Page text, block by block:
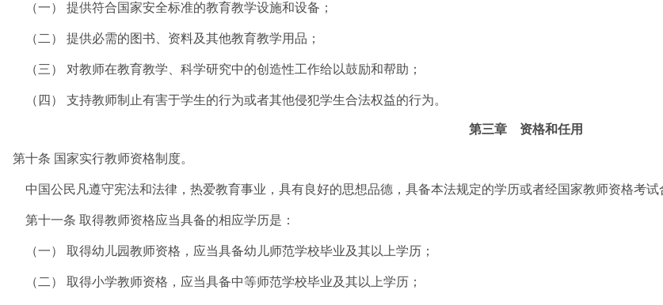
（一） 提供符合国家安全标准的教育教学设施和设备；
（二） 提供必需的图书、资料及其他教育教学用品；
（三） 对教师在教育教学、科学研究中的创造性工作给以鼓励和帮助；
（四） 支持教师制止有害于学生的行为或者其他侵犯学生合法权益的行为。
第三章 资格和任用
第十条 国家实行教师资格制度。
中国公民凡遵守宪法和法律，热爱教育事业，具有良好的思想品德，具备本法规定的学历或者经国家教师资格考试
第十一条 取得教师资格应当具备的相应学历是：
（一） 取得幼儿园教师资格，应当具备幼儿师范学校毕业及其以上学历；
（二） 取得小学教师资格，应当具备中等师范学校毕业及其以上学历；